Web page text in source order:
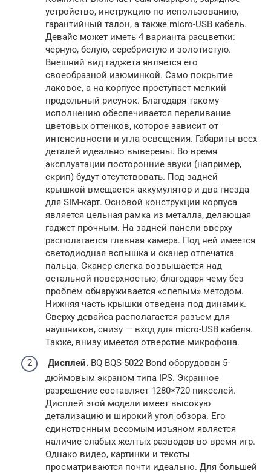
устройство, инструкцию по использованию,
гарантийный талон, а также micro-USB кабель.
Девайс может иметь 4 варианта расцветки:
черную, белую, серебристую и золотистую.
Внешний вид гаджета является его
своеобразной изюминкой. Само покрытие
лаковое, а на корпусе проступает мелкий
продольный рисунок. Благодаря такому
исполнению обеспечивается переливание
цветовых оттенков, которое зависит от
интенсивности и угла освещения. Габариты всех
деталей идеально выверены. Во время
эксплуатации посторонние звуки (например,
скрип) будут отсутствовать. Под задней
крышкой вмещается аккумулятор и два гнезда
для SIM-карт. Основой конструкции корпуса
является цельная рамка из металла, делающая
гаджет прочным. На задней панели вверху
располагается главная камера. Под ней имеется
светодиодная вспышка и сканер отпечатка
пальца. Сканер слегка возвышается над
остальной поверхностью, благодаря чему без
проблем обнаруживается «слепым» методом.
Нижняя часть крышки отведена под динамик.
Сверху девайса располагается разъем для
наушников, снизу — вход для micro-USB кабеля.
Также, внизу имеется отверстие микрофона.
Дисплей. BQ BQS-5022 Bond оборудован 5-
дюймовым экраном типа IPS. Экранное
разрешение составляет 1280×720 пикселей.
Дисплей этой модели имеет высокую
детализацию и широкий угол обзора. Его
единственным весомым изъяном является
наличие слабых желтых разводов во время игр.
Однако видео, картинки и тексты
просматриваются почти идеально. Для большей